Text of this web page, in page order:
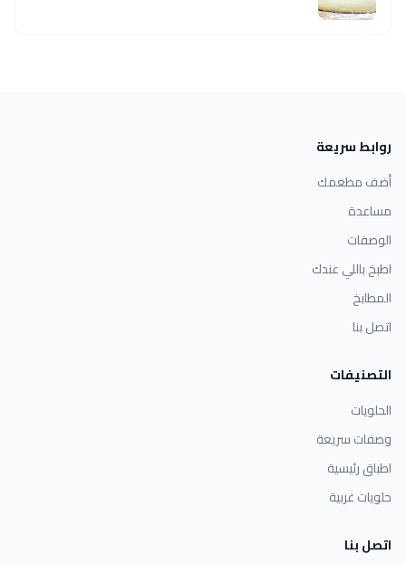
روابط سريعة
أضف مطعمك
مساعدة
الوصفات
اطبخ باللي عندك
المطابخ
اتصل بنا
التصنيفات
الحلويات
وصفات سريعة
اطباق رئيسية
حلويات غربية
اتصل بنا